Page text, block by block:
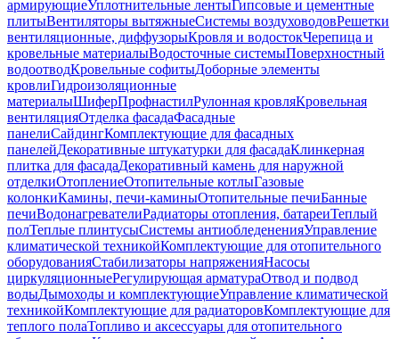
армирующиеУплотнительные лентыГипсовые и цементные
плитыВентиляторы вытяжныеСистемы воздуховодовРешетки
вентиляционные, диффузорыКровля и водостокЧерепица и
кровельные материалыВодосточные системыПоверхностный
водоотводКровельные софитыДоборные элементы
кровлиГидроизоляционные
материалыШиферПрофнастилРулонная кровляКровельная
вентиляцияОтделка фасадаФасадные
панелиСайдингКомплектующие для фасадных
панелейДекоративные штукатурки для фасадаКлинкерная
плитка для фасадаДекоративный камень для наружной
отделкиОтоплениеОтопительные котлыГазовые
колонкиКамины, печи-каминыОтопительные печиБанные
печиВодонагревателиРадиаторы отопления, батареиТеплый
полТеплые плинтусыСистемы антиобледененияУправление
климатической техникойКомплектующие для отопительного
оборудованияСтабилизаторы напряженияНасосы
циркуляционныеРегулирующая арматураОтвод и подвод
водыДымоходы и комплектующиеУправление климатической
техникойКомплектующие для радиаторовКомплектующие для
теплого полаТопливо и аксессуары для отопительного